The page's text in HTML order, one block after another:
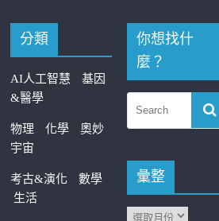
分類
AI人工智慧
基因
&醫學
物理 化學
奧妙
宇宙
考古&演化
數學
生活
你想找什
麼？
彙整